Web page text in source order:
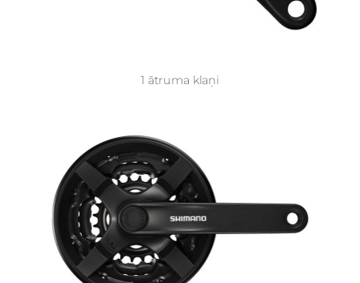
1 ātruma klaņi